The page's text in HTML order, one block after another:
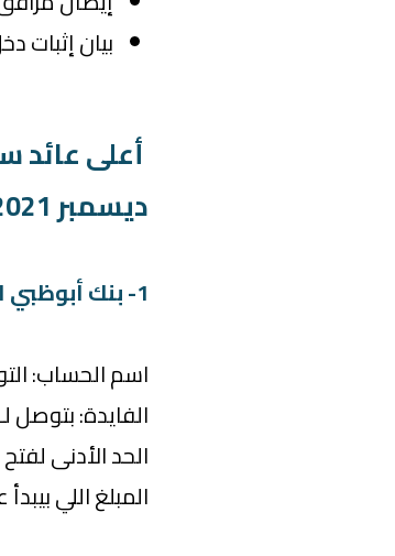
بيان إثبات
أعلى
ديسمبر 2021
1- بنك أبوظبي التجاري ADCB
اسم الحساب:
الفايدة: بتوصل لـ 8.50%
الحد الأدنى لفتح
المبلغ اللي بيبدأ